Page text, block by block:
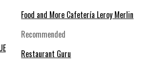
Food and More Cafetería Leroy Merlin
Recommended
Restaurant Guru